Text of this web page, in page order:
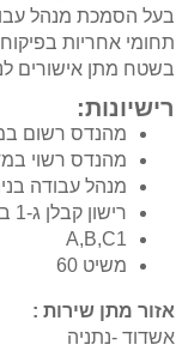
בעל הסמכת מנהל
תחומי אחריות
בשטח מתן אישורים
רישיונות:
מהנדס רשום
מהנדס רשוי
מנהל עבודה
רישון קבלן ג-1 בענפים 100,200
A,B,C1
משיט 60
אזור מתן שירות :
אשדוד -נתניה